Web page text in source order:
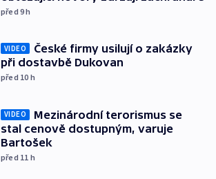
před 9h
VIDEO
České firmy usilují o zakázky
při dostavbě Dukovan
před 10 h
VIDEO
Mezinárodní terorismus se
stal cenově dostupným, varuje
Bartošek
před 11 h